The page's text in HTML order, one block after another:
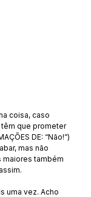
coisa, caso
que prometer
DE: “Não!”)
mas não
maiores também